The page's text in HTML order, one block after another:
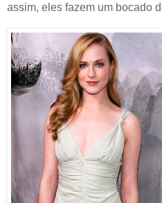
assim, eles fazem um bocado